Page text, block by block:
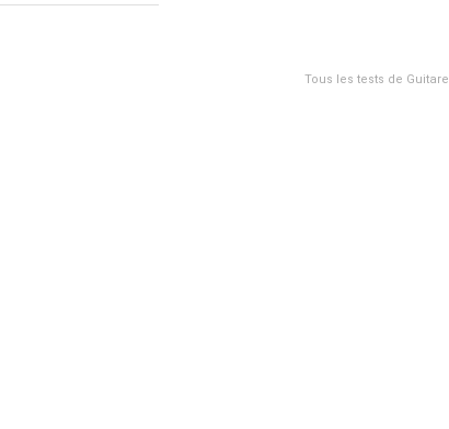
Tous les tests de Guitare